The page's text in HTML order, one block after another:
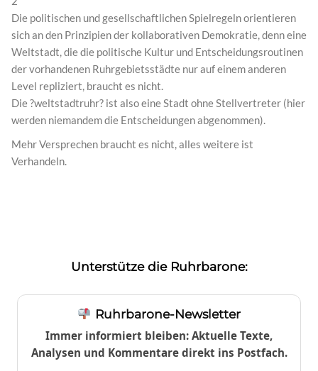
Die politischen und gesellschaftlichen Spielregeln orientieren
sich an den Prinzipien der kollaborativen Demokratie, denn eine
Weltstadt, die die politische Kultur und Entscheidungsroutinen
der vorhandenen Ruhrgebietsstädte nur auf einem anderen
Level repliziert, braucht es nicht.
Die ?weltstadtruhr? ist also eine Stadt ohne Stellvertreter (hier
werden niemandem die Entscheidungen abgenommen).
Mehr Versprechen braucht es nicht, alles weitere ist
Verhandeln.
Unterstütze die Ruhrbarone:
Ruhrbarone-Newsletter
Immer informiert bleiben: Aktuelle Texte,
Analysen und Kommentare direkt ins Postfach.